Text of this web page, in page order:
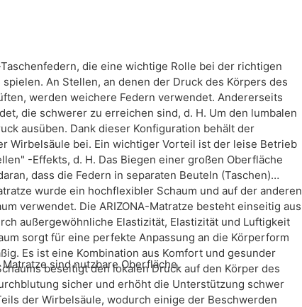
die eine wichtige Rolle bei der richtigen
An Stellen, an denen der Druck des Körpers des
werden weichere Federn verwendet. Andererseits
die schwerer zu erreichen sind, d. H. Um den lumbalen
ausüben. Dank dieser Konfiguration behält der
Wirbelsäule bei. Ein wichtiger Vorteil ist der leise Betrieb
-Effekts, d. H. Das Biegen einer großen Oberfläche
dass die Federn in separaten Beuteln (Taschen)
wurde ein hochflexibler Schaum und auf der anderen
verwendet. Die ARIZONA-Matratze besteht einseitig aus
außergewöhnliche Elastizität, Elastizität und Luftigkeit
sorgt für eine perfekte Anpassung an die Körperform
Es ist eine Kombination aus Komfort und gesunder
beseitigt den lokalen Druck auf den Körper des
sicher und erhöht die Unterstützung schwer
der Wirbelsäule, wodurch einige der Beschwerden
sind nutzbare Oberfläche.